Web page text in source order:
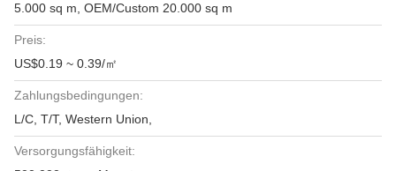
5.000 sq m, OEM/Custom 20.000 sq m
Preis:
US$0.19 ~ 0.39/㎡
Zahlungsbedingungen:
L/C, T/T, Western Union,
Versorgungsfähigkeit: